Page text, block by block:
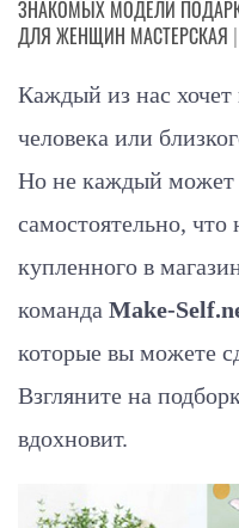
ЗНАКОМЫХ МОДЕЛИ
ДЛЯ ЖЕНЩИН МАСТЕРСКАЯ
Каждый из нас
человека или
Но не каждый может
самостоятельно, что
купленного в
команда Make-
которые вы можете
Взгляните на
вдохновит.